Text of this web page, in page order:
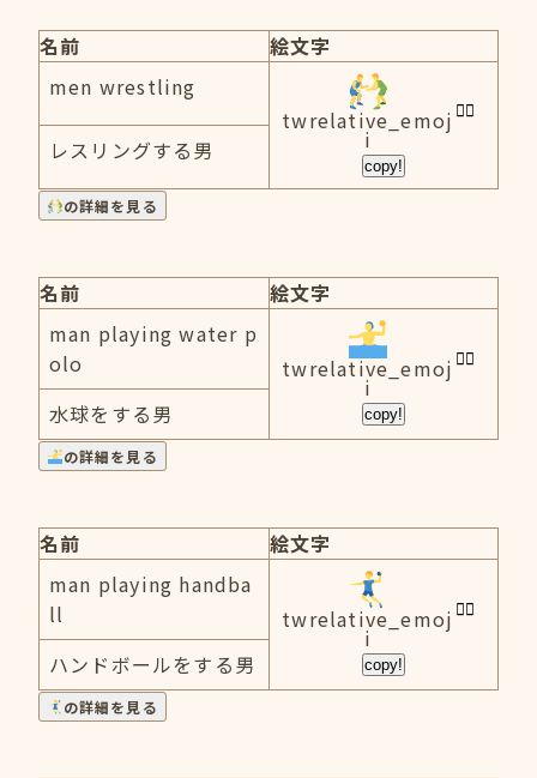
名前
絵文字
men wrestling
twrelative_emoj
i
copy!
レスリングする男
の詳細を見る
名前
絵文字
man playing water p
olo
twrelative_emoj
i
copy!
水球をする男
の詳細を見る
名前
絵文字
man playing handba
ll
twrelative_emoj
i
copy!
ハンドボールをする男
の詳細を見る